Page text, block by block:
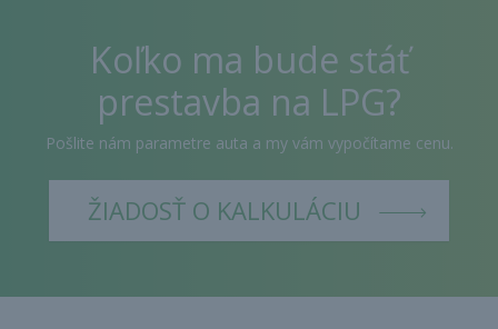
Koľko ma bude stáť
prestavba na LPG?
Pošlite nám parametre auta a my vám vypočítame cenu.
ŽIADOSŤ O KALKULÁCIU